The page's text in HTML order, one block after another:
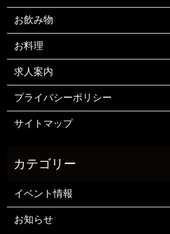
お飲み物
お料理
求人案内
プライバシーポリシー
サイトマップ
イベント情報
お知らせ